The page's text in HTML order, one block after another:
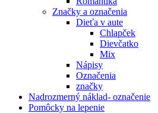
Značky a označenia
Dieťa v aute
Chlapček
Dievčatko
Mix
Nápisy
Označenia
značky
Nadrozmerný náklad- označenie
Pomôcky na lepenie